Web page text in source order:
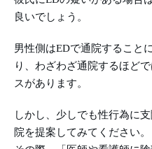
良いでしょう。
男性側はEDで通院すること
り、わざわざ通院するほど
スがあります。
しかし、少しでも性行為に
院を提案してみてください。